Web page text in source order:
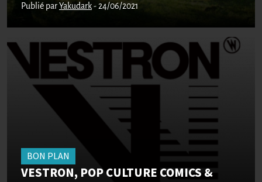
Publié parYakudark- 24/06/2021
BON PLAN
VESTRON, POP CULTURE COMICS &